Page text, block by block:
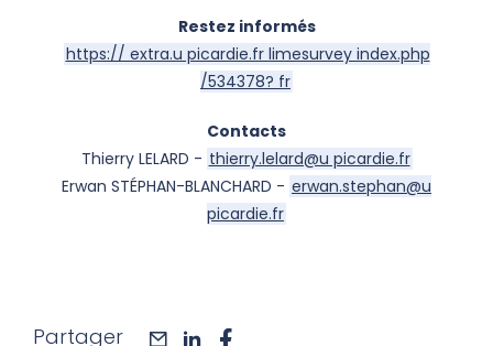
Restez informés
https:// extra.u picardie.fr limesurvey index.php
/534378? fr
Contacts
Thierry LELARD - thierry.lelard@u picardie.fr
Erwan STÉPHAN-BLANCHARD - erwan.stephan@u
picardie.fr
Partager maillinkedin